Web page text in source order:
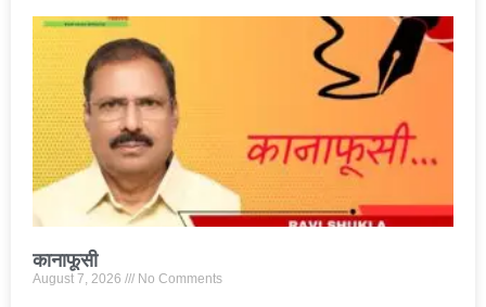
कानाफूसी
August 7, 2026 No Comments